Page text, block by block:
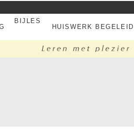
BIJLES
HUISWERK